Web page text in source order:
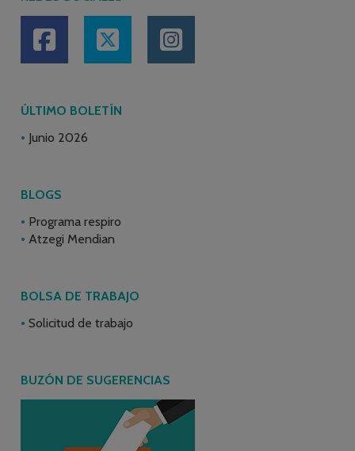
ÚLTIMO BOLETÍN
Junio 2026
BLOGS
Programa respiro
Atzegi Mendian
BOLSA DE TRABAJO
Solicitud de trabajo
BUZÓN DE SUGERENCIAS